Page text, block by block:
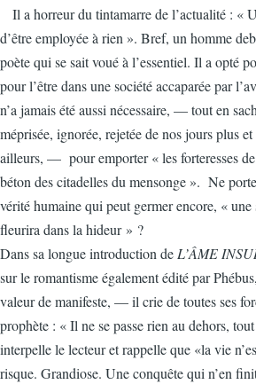
Il a horreur du tintamarre de l’actualité : «
d’être employée à rien ». Bref, un homme
poète qui se sait voué à l’essentiel. Il a opté
pour l’être dans une société accaparée par
n’a jamais été aussi nécessaire, — tout en
méprisée, ignorée, rejetée de nos jours plus
ailleurs, — pour emporter « les forteresses
béton des citadelles du mensonge ». Ne
vérité humaine qui peut germer encore, « une
fleurira dans la hideur » ?
Dans sa longue introduction de L’ÂME
sur le romantisme également édité par
valeur de manifeste, — il crie de toutes ses
prophète : « Il ne se passe rien au dehors,
interpelle le lecteur et rappelle que «la vie
risque. Grandiose. Une conquête qui n’en